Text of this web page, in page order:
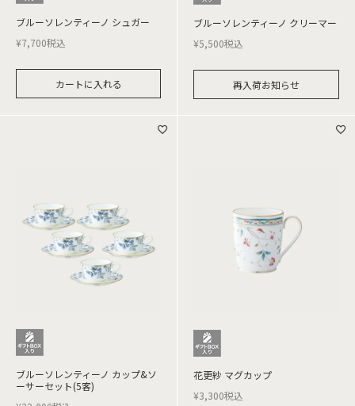
ブルーソレンティーノ シュガー
¥7,700税込
カートに入れる
ブルーソレンティーノ クリーマー
¥5,500税込
再入荷お知らせ
ブルーソレンティーノ カップ&ソ
ーサーセット(5客)
花更紗 マグカップ
¥3,300税込